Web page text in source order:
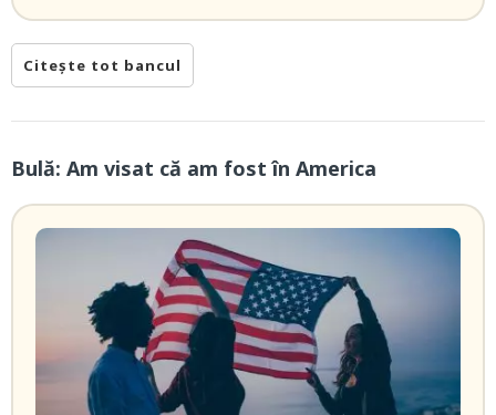
Citește tot bancul
Bulă: Am visat că am fost în America